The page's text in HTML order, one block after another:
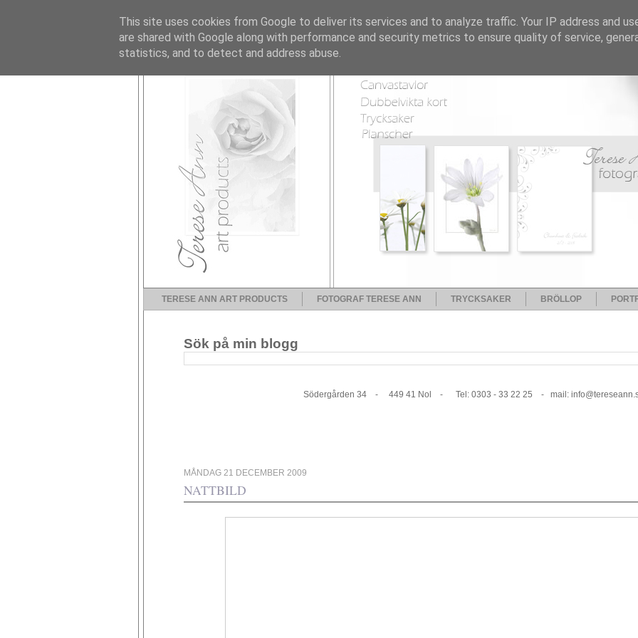
TERESE ANN ART PRODUCTS FOTOGRAF TERESE ANN TRYCKSAKER BRÖLLOP
Sök på min blogg
Södergården 34 - 449 41 Nol - Tel: 0303 - 33 22 25 - mail:
MÅNDAG 21 DECEMBER 2009
NATTBILD
This site uses cookies from Google to deliver its services and to analyze traffic. Your IP address and
are shared with Google along with performance and security metrics to ensure quality of service,
statistics, and to detect and address abuse.